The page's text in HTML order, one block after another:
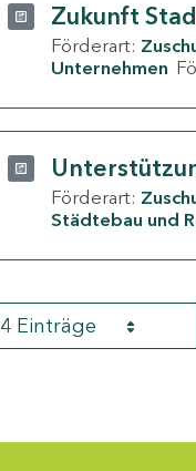
Zukunft
Förderart:
Unternehmen
Förderart:
Städtebau und
4 Einträge